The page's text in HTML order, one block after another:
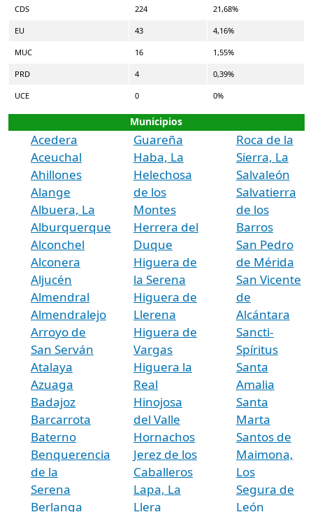
CDS 224 21,68%
EU 43 4,16%
MUC 16 1,55%
PRD 4 0,39%
UCE 0 0%
Municipios
Acedera
Aceuchal
Ahillones
Alange
Albuera, La
Alburquerque
Alconchel
Alconera
Aljucén
Almendral
Almendralejo
Arroyo de
San Serván
Atalaya
Azuaga
Badajoz
Barcarrota
Baterno
Benquerencia
de la
Serena
Berlanga
Guareña
Haba, La
Helechosa
de los
Montes
Herrera del
Duque
Higuera de
la Serena
Higuera de
Llerena
Higuera de
Vargas
Higuera la
Real
Hinojosa
del Valle
Hornachos
Jerez de los
Caballeros
Lapa, La
Llera
Roca de la
Sierra, La
Salvaleón
Salvatierra
de los
Barros
San Pedro
de Mérida
San Vicente
de
Alcántara
Sancti-
Spíritus
Santa
Amalia
Santa
Marta
Santos de
Maimona,
Los
Segura de
León